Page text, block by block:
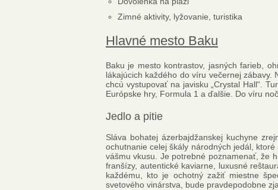
Zimné aktivity, lyžovanie, turistika
Hlavné mesto Baku
Baku je mesto kontrastov, jasných farieb,
lákajúcich každého do víru večernej
chcú vystupovať na javisku „Crystal Hall“.
Európske hry, Formula 1 a ďalšie. Do víru
Jedlo a pitie
Sláva bohatej ázerbajdžanskej kuchyne
ochutnanie celej škály národných jedál,
vášmu vkusu. Je potrebné poznamenať, že
franšízy, autentické kaviarne, luxusné
každému, kto je ochotný zažiť miestne
svetového vinárstva, bude pravdepodobne